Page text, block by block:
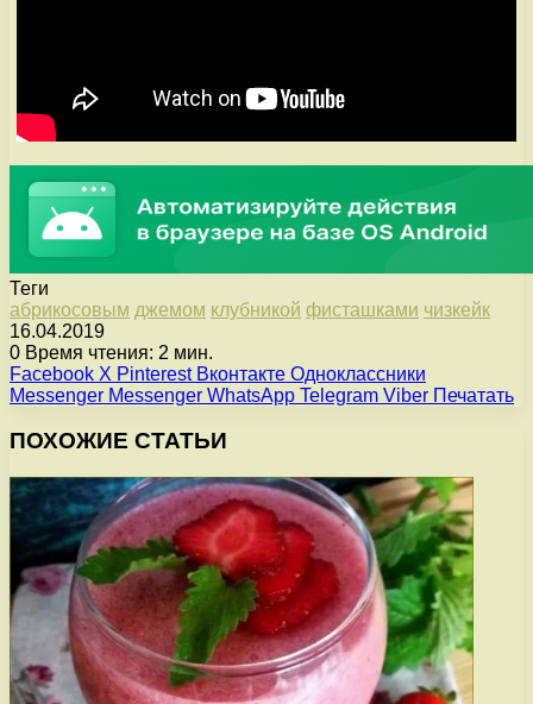
Теги
абрикосовым джемом клубникой фисташками чизкейк
16.04.2019
0 Время чтения: 2 мин.
Facebook X Pinterest Вконтакте Одноклассники
Messenger Messenger WhatsApp Telegram Viber Печатать
ПОХОЖИЕ СТАТЬИ